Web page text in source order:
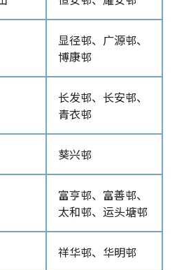
显径邨、广源邨、
博康邨
长发邨、长安邨、
青衣邨
葵兴邨
富亨邨、富善邨、
太和邨、运头塘邨
祥华邨、华明邨